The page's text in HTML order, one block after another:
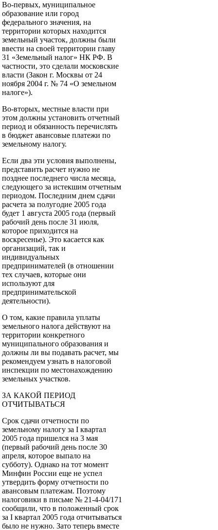
Во-первых, муниципальное
образование или город
федерального значения, на
территории которых находится
земельный участок, должны были
ввести на своей территории главу
31 «Земельный налог» НК РФ. В
частности, это сделали московские
власти (Закон г. Москвы от 24
ноября 2004 г. № 74 «О земельном
налоге»).
Во-вторых, местные власти при
этом должны установить отчетный
период и обязанность перечислять
в бюджет авансовые платежи по
земельному налогу.
Если два эти условия выполнены,
представить расчет нужно не
позднее последнего числа месяца,
следующего за истекшим отчетным
периодом. Последним днем сдачи
расчета за полугодие 2005 года
будет 1 августа 2005 года (первый
рабочий день после 31 июля,
которое приходится на
воскресенье). Это касается как
организаций, так и
индивидуальных
предпринимателей (в отношении
тех случаев, которые они
используют для
предпринимательской
деятельности).
О том, какие правила уплаты
земельного налога действуют на
территории конкретного
муниципального образования и
должны ли вы подавать расчет, мы
рекомендуем узнать в налоговой
инспекции по местонахождению
земельных участков.
ЗА КАКОЙ ПЕРИОД
ОТЧИТЫВАТЬСЯ
Срок сдачи отчетности по
земельному налогу за I квартал
2005 года пришелся на 3 мая
(первый рабочий день после 30
апреля, которое выпало на
субботу). Однако на тот момент
Минфин России еще не успел
утвердить форму отчетности по
авансовым платежам. Поэтому
налоговики в письме № 21-4-04/171
сообщили, что в положенный срок
за I квартал 2005 года отчитываться
было не нужно. Зато теперь вместе